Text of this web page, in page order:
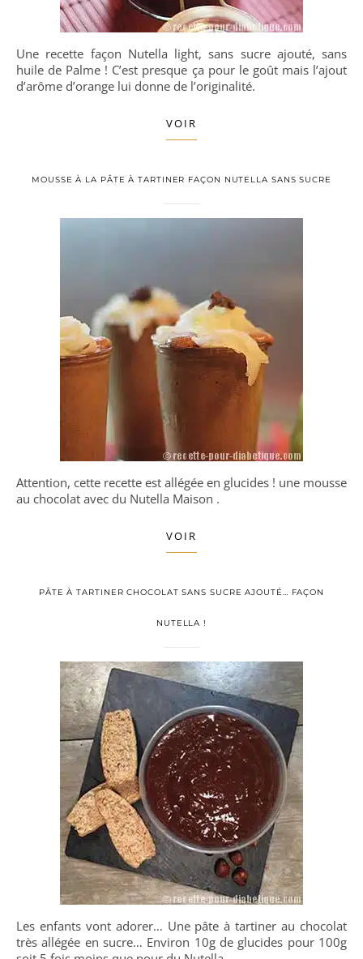
Une recette façon Nutella light, sans sucre ajouté, sans
huile de Palme ! C’est presque ça pour le goût mais l’ajout
d’arôme d’orange lui donne de l’originalité.
VOIR
MOUSSE À LA PÂTE À TARTINER FAÇON NUTELLA SANS SUCRE
Attention, cette recette est allégée en glucides ! une mousse
au chocolat avec du Nutella Maison .
VOIR
PÂTE À TARTINER CHOCOLAT SANS SUCRE AJOUTÉ… FAÇON
NUTELLA !
Les enfants vont adorer… Une pâte à tartiner au chocolat
très allégée en sucre… Environ 10g de glucides pour 100g